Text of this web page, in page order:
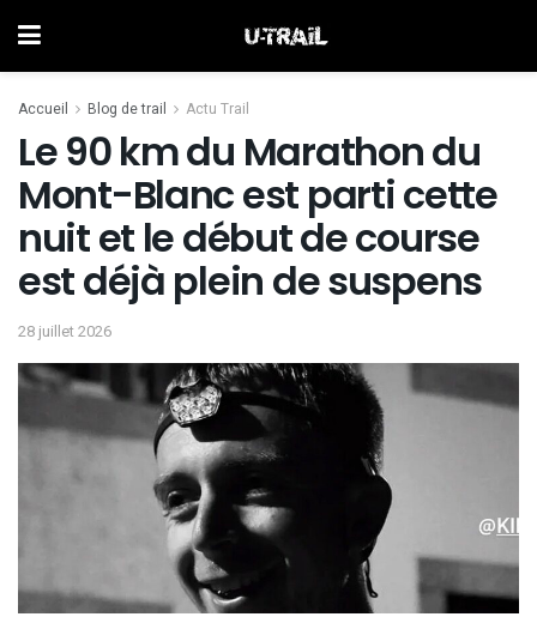
Accueil Blog de trail Actu Trail
Le 90 km du Marathon du
Mont-Blanc est parti cette
nuit et le début de course
est déjà plein de suspens
28 juillet 2026